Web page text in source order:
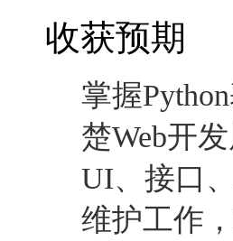
收获预期
掌握
楚Web开
UI、接口
维护工作